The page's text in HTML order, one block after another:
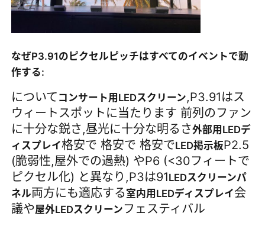
なぜP3.91のピクセルピッチはすべてのイベントで動
作する:
について コンサート用LEDスクリーン,P3.91はス
ウィートスポットに当たります 前列のファン
に十分な鋭さ,昼光に十分な明るさ外部用LEDデ
ィスプレイ格安で 格安で 格安でLED掲示板P2.5
(脆弱性,屋外での過熱) やP6 (<30フィートで
ピクセル化) と異なり,P3は91LEDスクリーンパ
ネル両方にも適応する 室内用LEDディスプレイ会
議や屋外LEDスクリーンフェスティバル